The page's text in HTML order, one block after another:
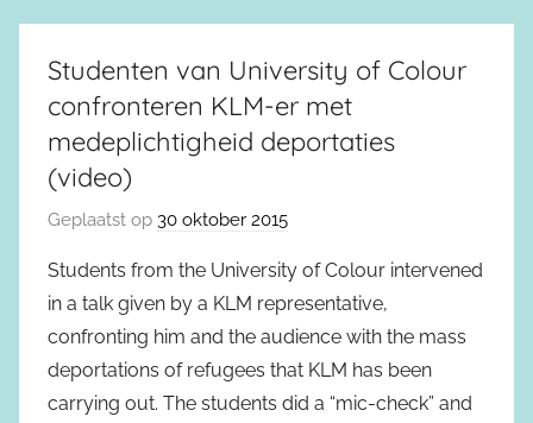
Studenten van University of Colour
confronteren KLM-er met
medeplichtigheid deportaties
(video)
Geplaatst op 30 oktober 2015
Students from the University of Colour intervened
in a talk given by a KLM representative,
confronting him and the audience with the mass
deportations of refugees that KLM has been
carrying out. The students did a “mic-check” and